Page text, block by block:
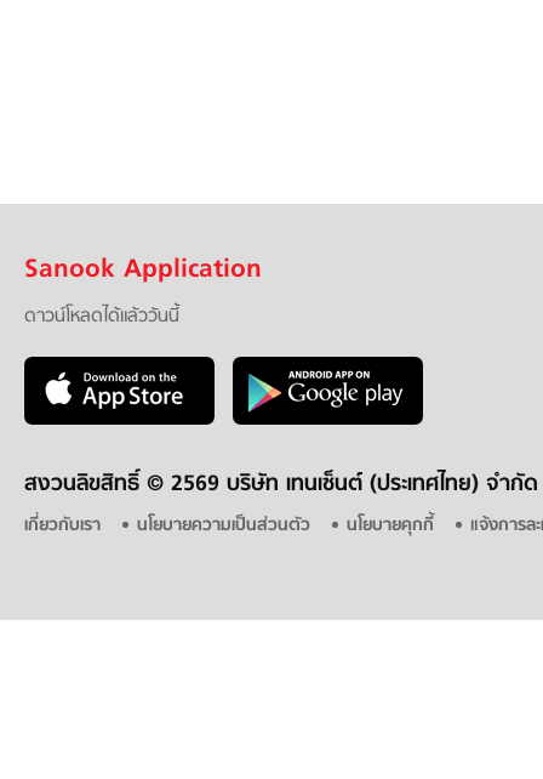
Sanook Application
ดาวน์โหลดได้แล้ววันนี้
สงวนลิขสิทธิ์ © 2569 บริษัท เทนเซ็นต์ (ประเทศไทย) จำกัด
เกี่ยวกับเรา นโยบายความเป็นส่วนตัว นโยบายคุกกี้ แจ้งการล